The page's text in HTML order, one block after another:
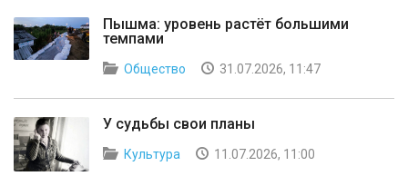
Пышма: уровень растёт большими
темпами
Общество 31.07.2026, 11:47
У судьбы свои планы
Культура 11.07.2026, 11:00